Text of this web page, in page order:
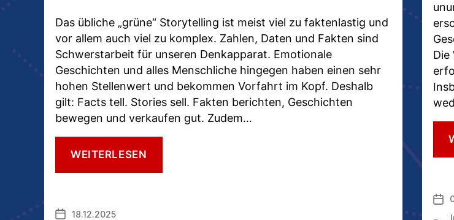
Das übliche „grüne“ Storytelling ist meist viel zu faktenlastig und
vor allem auch viel zu komplex. Zahlen, Daten und Fakten sind
Schwerstarbeit für unseren Denkapparat. Emotionale
Geschichten und alles Menschliche hingegen haben einen sehr
hohen Stellenwert und bekommen Vorfahrt im Kopf. Deshalb
gilt: Facts tell. Stories sell. Fakten berichten, Geschichten
bewegen und verkaufen gut. Zudem…
WEITERLESEN
Veröffentlichungsdatum
18.12.2025
Die